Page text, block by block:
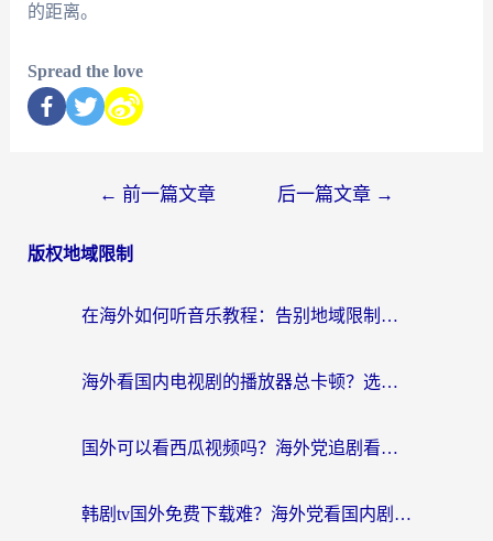
的距离。
Spread the love
← 前一篇文章 后一篇文章 →
版权地域限制
在海外如何听音乐教程：告别地域限制，随时听见国内的声音
海外看国内电视剧的播放器总卡顿？选对回国加速器才是关键
国外可以看西瓜视频吗？海外党追剧看片的终极解决方案
韩剧tv国外免费下载难？海外党看国内剧的加速器选择指南（附实用技巧）